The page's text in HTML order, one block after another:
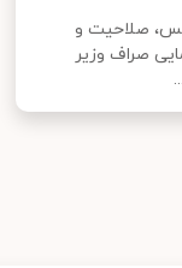
صلاحیت و
صراف وزیر